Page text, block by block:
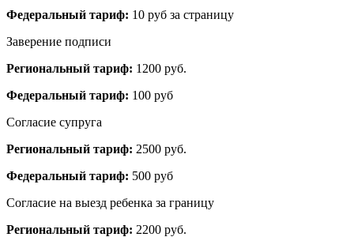
Федеральный тариф: 10 руб за страницу
Заверение подписи
Региональный тариф: 1200 руб.
Федеральный тариф: 100 руб
Согласие супруга
Региональный тариф: 2500 руб.
Федеральный тариф: 500 руб
Согласие на выезд ребенка за границу
Региональный тариф: 2200 руб.